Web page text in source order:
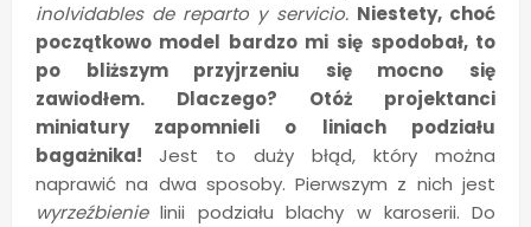
inolvidables de reparto y servicio. Niestety, choć
początkowo model bardzo mi się spodobał, to
po bliższym przyjrzeniu się mocno się
zawiodłem. Dlaczego? Otóż projektanci
miniatury zapomnieli o liniach podziału
bagażnika! Jest to duży błąd, który można
naprawić na dwa sposoby. Pierwszym z nich jest
wyrzeźbienielinii podziału blachy w karoserii. Do